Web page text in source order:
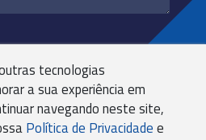
tecnologias
a sua experiência em
navegando neste site,
Política de Privacidade e